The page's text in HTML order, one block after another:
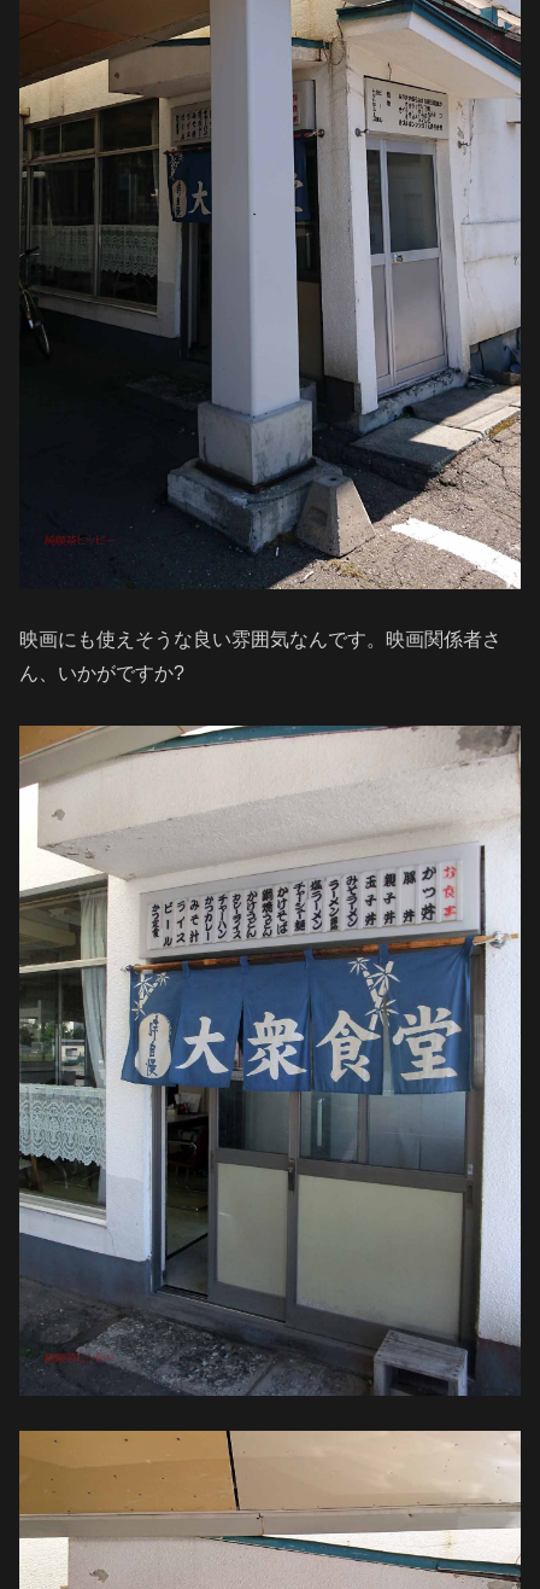
映画にも使えそうな良い雰囲気なんです。映画関係者さ
ん、いかがですか?